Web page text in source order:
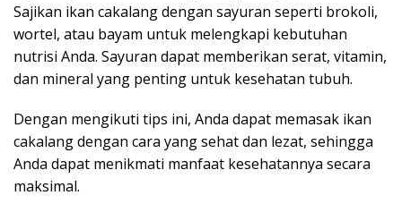
Sajikan ikan cakalang dengan sayuran seperti brokoli,
wortel, atau bayam untuk melengkapi kebutuhan
nutrisi Anda. Sayuran dapat memberikan serat, vitamin,
dan mineral yang penting untuk kesehatan tubuh.
Dengan mengikuti tips ini, Anda dapat memasak ikan
cakalang dengan cara yang sehat dan lezat, sehingga
Anda dapat menikmati manfaat kesehatannya secara
maksimal.